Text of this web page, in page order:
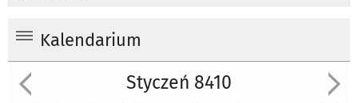
Kalendarium
Styczeń 8410